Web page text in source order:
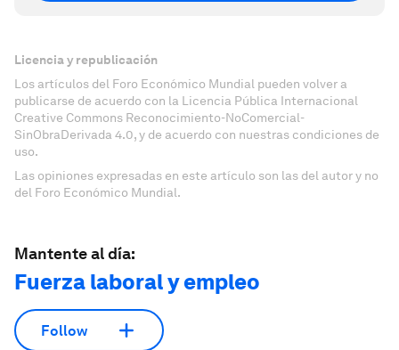
Licencia y republicación
Los artículos del Foro Económico Mundial pueden volver a
publicarse de acuerdo con la Licencia Pública Internacional
Creative Commons Reconocimiento-NoComercial-
SinObraDerivada 4.0, y de acuerdo con nuestras condiciones de
uso.
Las opiniones expresadas en este artículo son las del autor y no
del Foro Económico Mundial.
Mantente al día:
Fuerza laboral y empleo
Follow